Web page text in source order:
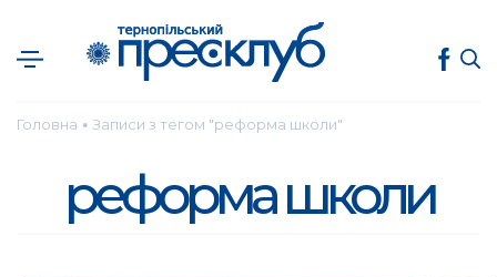
Головна ● Записи з тегом "реформа школи"
реформа школи